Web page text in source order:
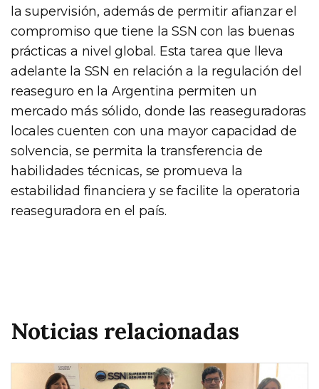
la supervisión, además de permitir afianzar el
compromiso que tiene la SSN con las buenas
prácticas a nivel global. Esta tarea que lleva
adelante la SSN en relación a la regulación del
reaseguro en la Argentina permiten un
mercado más sólido, donde las reaseguradoras
locales cuenten con una mayor capacidad de
solvencia, se permita la transferencia de
habilidades técnicas, se promueva la
estabilidad financiera y se facilite la operatoria
reaseguradora en el país.
Noticias relacionadas